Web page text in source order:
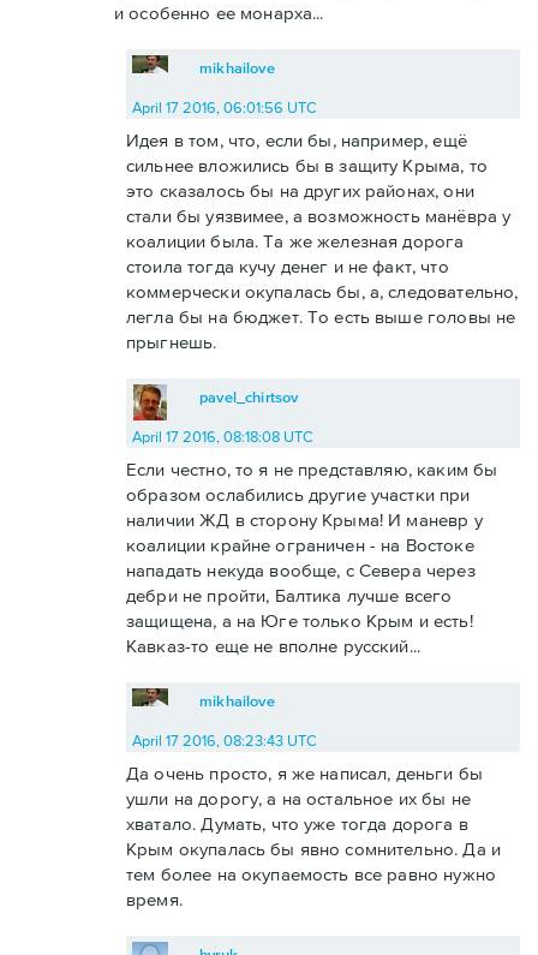
и особенно ее монарха...
mikhailove
April 17 2016, 06:01:56 UTC
Идея в том, что, если бы, например, ещё
сильнее вложились бы в защиту Крыма, то
это сказалось бы на других районах, они
стали бы уязвимее, а возможность манёвра у
коалиции была. Та же железная дорога
стоила тогда кучу денег и не факт, что
коммерчески окупалась бы, а, следовательно,
легла бы на бюджет. То есть выше головы не
прыгнешь.
pavel_chirtsov
April 17 2016, 08:18:08 UTC
Если честно, то я не представляю, каким бы
образом ослабились другие участки при
наличии ЖД в сторону Крыма! И маневр у
коалиции крайне ограничен - на Востоке
нападать некуда вообще, с Севера через
дебри не пройти, Балтика лучше всего
защищена, а на Юге только Крым и есть!
Кавказ-то еще не вполне русский...
mikhailove
April 17 2016, 08:23:43 UTC
Да очень просто, я же написал, деньги бы
ушли на дорогу, а на остальное их бы не
хватало. Думать, что уже тогда дорога в
Крым окупалась бы явно сомнительно. Да и
тем более на окупаемость все равно нужно
время.